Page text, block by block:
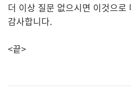
더 이상 질문 없으시면 이것으로
감사합니다.
<끝>